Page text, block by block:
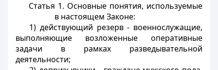
Статья 1. Основные понятия, используемые
в настоящем Законе:
1) действующий резерв - военнослужащие,
выполняющие возложенные оперативные
задачи в рамках разведывательной
деятельности;